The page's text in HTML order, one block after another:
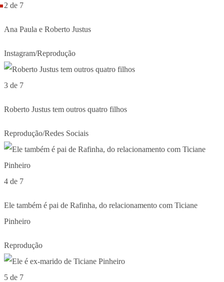
2 de 7
Ana Paula e Roberto Justus
Instagram/Reprodução
3 de 7
Roberto Justus tem outros quatro filhos
Reprodução/Redes Sociais
4 de 7
Ele também é pai de Rafinha, do relacionamento com Ticiane
Pinheiro
Reprodução
5 de 7